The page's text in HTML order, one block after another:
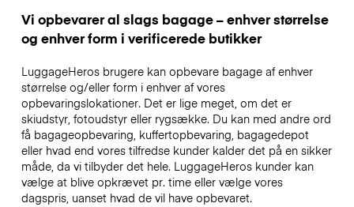
Vi opbevarer al slags bagage – enhver størrelse
og enhver form i verificerede butikker
LuggageHeros brugere kan opbevare bagage af enhver
størrelse og/eller form i enhver af vores
opbevaringslokationer. Det er lige meget, om det er
skiudstyr, fotoudstyr eller rygsække. Du kan med andre ord
få bagageopbevaring, kuffertopbevaring, bagagedepot
eller hvad end vores tilfredse kunder kalder det på en sikker
måde, da vi tilbyder det hele. LuggageHeros kunder kan
vælge at blive opkrævet pr. time eller vælge vores
dagspris, uanset hvad de vil have opbevaret.